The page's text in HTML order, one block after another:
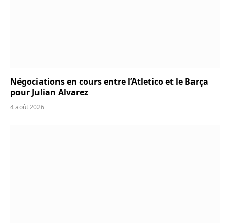
Négociations en cours entre l’Atletico et le Barça
pour Julian Alvarez
4 août 2026